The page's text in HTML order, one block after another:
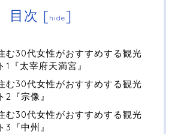
目次 [hide]
む30代女性がおすすめする観光
1『太宰府天満宮』
む30代女性がおすすめする観光
2『宗像』
む30代女性がおすすめする観光
3『中州』